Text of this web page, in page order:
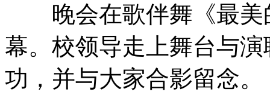
晚会在歌伴舞《最美
幕。校领导走上舞台与
功，并与大家合影留念。